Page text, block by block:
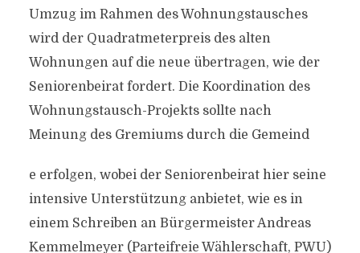
Umzug im Rahmen des Wohnungstausches
wird der Quadratmeterpreis des alten
Wohnungen auf die neue übertragen, wie der
Seniorenbeirat fordert. Die Koordination des
Wohnungstausch-Projekts sollte nach
Meinung des Gremiums durch die Gemeind
e erfolgen, wobei der Seniorenbeirat hier seine
intensive Unterstützung anbietet, wie es in
einem Schreiben an Bürgermeister Andreas
Kemmelmeyer (Parteifreie Wählerschaft, PWU)